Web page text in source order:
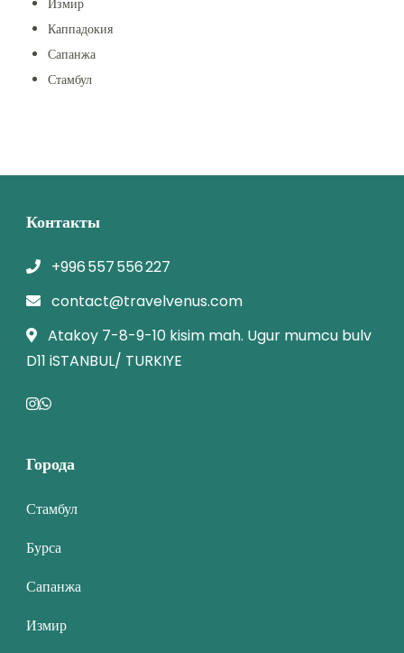
Измир
Каппадокия
Сапанжа
Стамбул
Контакты
+996 557 556 227
contact@travelvenus.com
Atakoy 7-8-9-10 kisim mah. Ugur mumcu bulv
D11 iSTANBUL/ TURKIYE
Города
Стамбул
Бурса
Сапанжа
Измир